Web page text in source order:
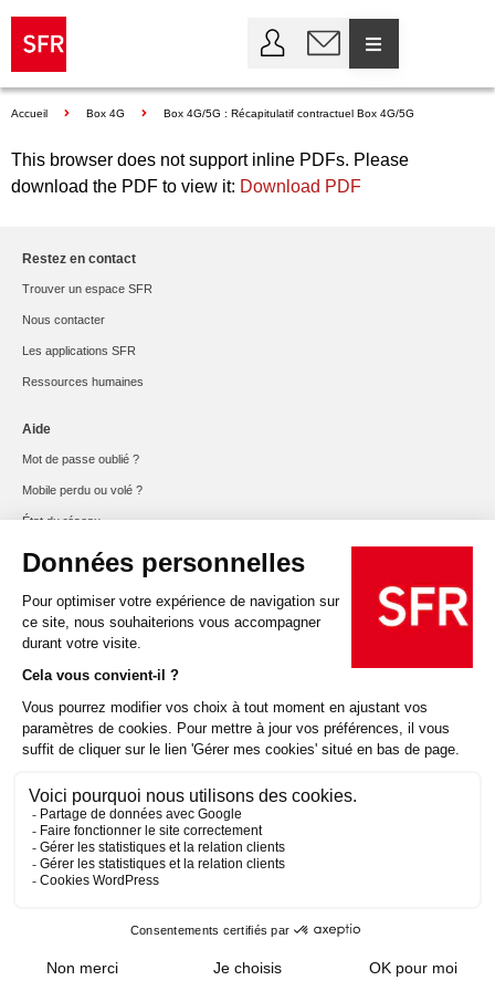
Accueil Box 4G Box 4G/5G : Récapitulatif contractuel Box 4G/5G
This browser does not support inline PDFs. Please
download the PDF to view it: Download PDF
Restez en contact
Trouver un espace SFR
Nous contacter
Les applications SFR
Ressources humaines
Aide
Mot de passe oublié ?
Mobile perdu ou volé ?
État du réseau
Signaler un dommage réseau
Offres et services
Tarifs conditions
Handicap
@2025 SFR Mentions légales Espace Opérateur